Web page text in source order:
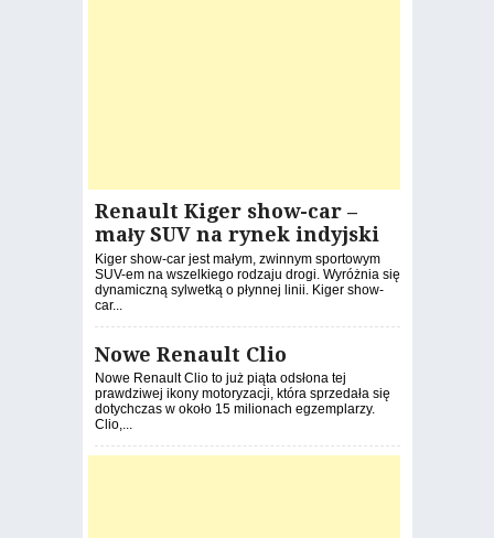
Renault Kiger show-car –
mały SUV na rynek indyjski
Kiger show-car jest małym, zwinnym sportowym
SUV-em na wszelkiego rodzaju drogi. Wyróżnia się
dynamiczną sylwetką o płynnej linii. Kiger show-
car...
Nowe Renault Clio
Nowe Renault Clio to już piąta odsłona tej
prawdziwej ikony motoryzacji, która sprzedała się
dotychczas w około 15 milionach egzemplarzy.
Clio,...